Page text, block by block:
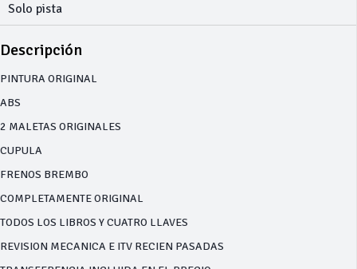
Solo pista
Descripción
PINTURA ORIGINAL
ABS
2 MALETAS ORIGINALES
CUPULA
FRENOS BREMBO
COMPLETAMENTE ORIGINAL
TODOS LOS LIBROS Y CUATRO LLAVES
REVISION MECANICA E ITV RECIEN PASADAS